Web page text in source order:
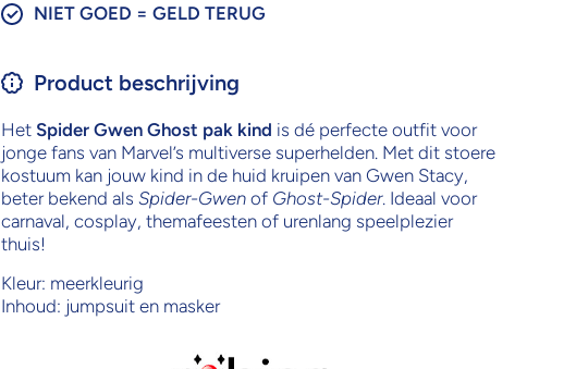
NIET GOED = GELD TERUG
Product beschrijving
Het Spider Gwen Ghost pak kind is dé perfecte outfit voor
jonge fans van Marvel’s multiverse superhelden. Met dit stoere
kostuum kan jouw kind in de huid kruipen van Gwen Stacy,
beter bekend als Spider-Gwenof Ghost-Spider. Ideaal voor
carnaval, cosplay, themafeesten of urenlang speelplezier
thuis!
Kleur: meerkleurig
Inhoud: jumpsuit en masker